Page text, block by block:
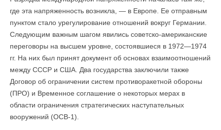
где эта напряженность возникла, — в Европе. Ее отправным
пунктом стало урегулирование отношений вокруг Германии.
Следующим важным шагом явились советско-американские
переговоры на высшем уровне, состоявшиеся в 1972—1974
гг. На них был принят документ об основах взаимоотношений
между СССР и США. Два государства заключили также
Договор об ограничении систем противоракетной обороны
(ПРО) и Временное соглашение о некоторых мерах в
области ограничения стратегических наступательных
вооружений (ОСВ-1).